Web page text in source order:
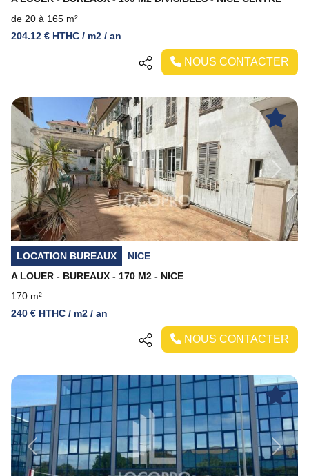
de 20 à 165 m²
204.12 € HTHC / m2 / an
NOUS CONTACTER
Previous Next
LOCATION BUREAUX
NICE
A LOUER - BUREAUX - 170 M2 - NICE
170 m²
240 € HTHC / m2 / an
NOUS CONTACTER
Previous Next